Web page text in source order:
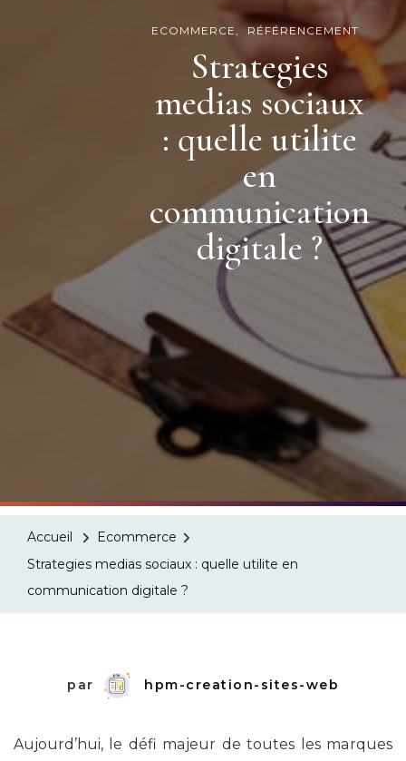
ECOMMERCE RÉFÉRENCEMENT
Strategies
medias sociaux
: quelle utilite
en
communication
digitale ?
Accueil
Ecommerce
Strategies medias sociaux : quelle utilite en
communication digitale ?
par hpm-creation-sites-web
Aujourd’hui, le défi majeur de toutes les marques